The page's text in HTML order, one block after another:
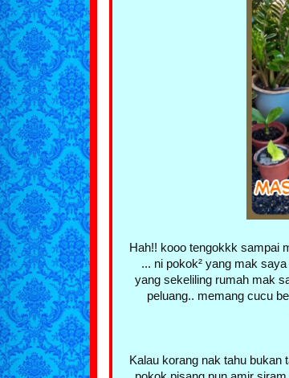
Hah!! kooo tengokkk sampai
... ni pokok² yang mak
yang sekeliling rumah mak
peluang.. memang cucu
Kalau korang nak tahu bukan